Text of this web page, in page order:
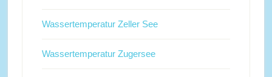
Wassertemperatur Zeller See
Wassertemperatur Zugersee